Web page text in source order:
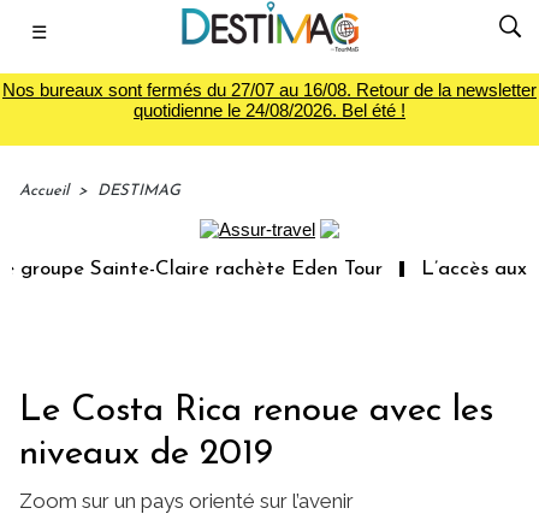
☰
Nos bureaux sont fermés du 27/07 au 16/08. Retour de la newsletter
quotidienne le 24/08/2026. Bel été !
Accueil > DESTIMAG
Sainte-Claire rachète Eden Tour L’accès aux
Le Costa Rica renoue avec les
niveaux de 2019
Zoom sur un pays orienté sur l’avenir